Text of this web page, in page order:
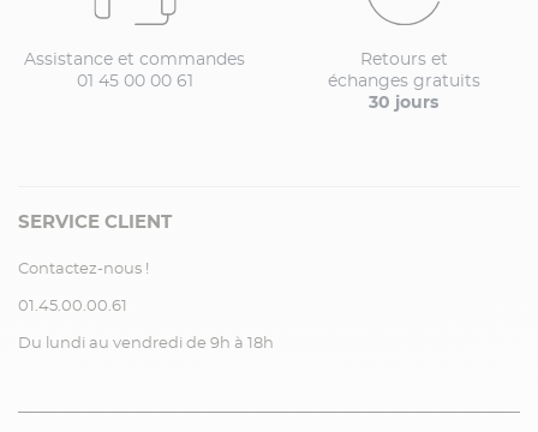
Assistance et commandes
01 45 00 00 61
Retours et
échanges gratuits
30 jours
SERVICE CLIENT
Contactez-nous !
01.45.00.00.61
Du lundi au vendredi de 9h à 18h